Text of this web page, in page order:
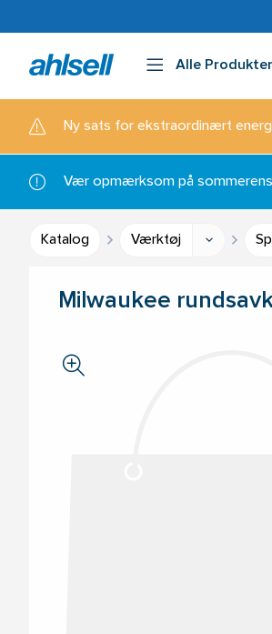
Alle Produkter
Ny sats for ekstraordinært
Vær opmærksom på
Katalog Værktøj
Milwaukee